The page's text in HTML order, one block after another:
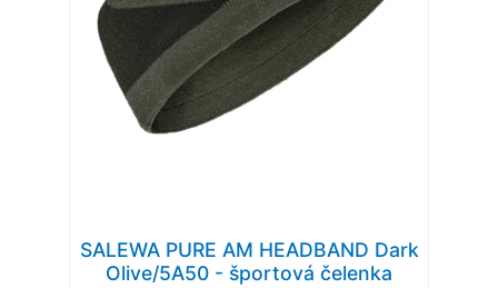
SALEWA PURE AM HEADBAND Dark
Olive/5A50 - športová čelenka